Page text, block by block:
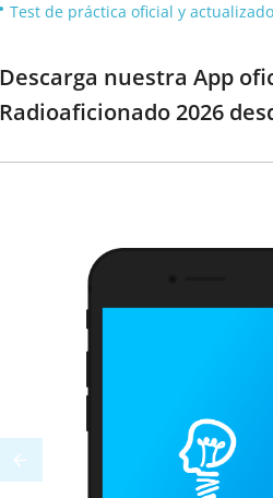
Test de práctica oficial y
Descarga nuestra App
Radioaficionado 2026